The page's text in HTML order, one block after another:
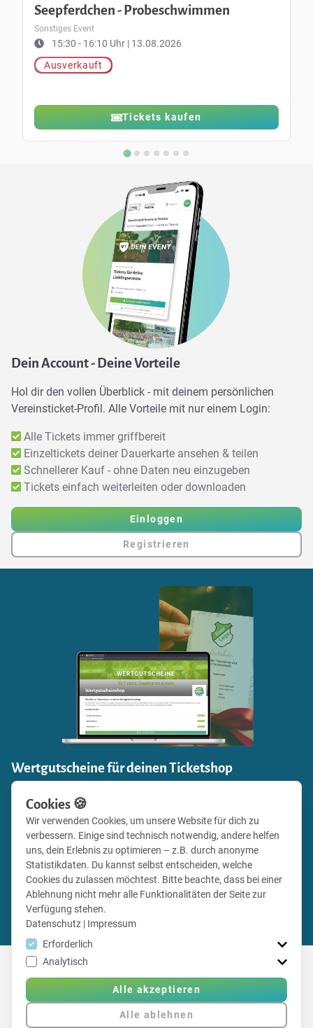
Seepferdchen - Probeschwimmen
Sonstiges Event
15:30 - 16:10 Uhr | 13.08.2026
Ausverkauft
Tickets kaufen
Dein Account - Deine Vorteile
Hol dir den vollen Überblick - mit deinem persönlichen
Vereinsticket-Profil. Alle Vorteile mit nur einem Login:
Alle Tickets immer griffbereit
Einzeltickets deiner Dauerkarte ansehen & teilen
Schnellerer Kauf - ohne Daten neu einzugeben
Tickets einfach weiterleiten oder downloaden
Einloggen
Registrieren
Wertgutscheine für deinen Ticketshop
Einnahmen generieren und zugleich Fanbindung stärken:
Verkaufe mit Vereinsticket Gutscheine für die Events
deines Vereins in deinem eigenen Online-Shop und gib
deinen Fans deines Vereins die Möglichkeit, besondere
Momente zu verschenken.
Alle Infos
Gutscheinshop einrichten
Cookies 🍪
Wir verwenden Cookies, um unsere Website für dich zu
verbessern. Einige sind technisch notwendig, andere helfen
uns, dein Erlebnis zu optimieren – z.B. durch anonyme
Statistikdaten. Du kannst selbst entscheiden, welche
Cookies du zulassen möchtest. Bitte beachte, dass bei einer
Ablehnung nicht mehr alle Funktionalitäten der Seite zur
Verfügung stehen.
Datenschutz | Impressum
Erforderlich
Analytisch
Alle akzeptieren
Alle ablehnen
Erfahre hier mehr über Vereinsticket